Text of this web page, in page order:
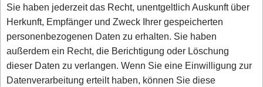
Sie haben jederzeit das Recht, unentgeltlich Auskunft über
Herkunft, Empfänger und Zweck Ihrer gespeicherten
personenbezogenen Daten zu erhalten. Sie haben
außerdem ein Recht, die Berichtigung oder Löschung
dieser Daten zu verlangen. Wenn Sie eine Einwilligung zur
Datenverarbeitung erteilt haben, können Sie diese